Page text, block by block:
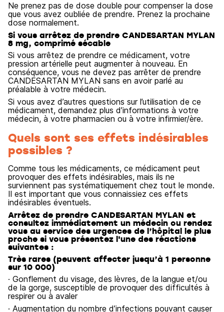
Ne prenez pas de dose double pour compenser la dose
que vous avez oubliée de prendre. Prenez la prochaine
dose normalement.
Si vous arrêtez de prendre CANDESARTAN MYLAN
8 mg, comprimé sécable
Si vous arrêtez de prendre ce médicament, votre
pression artérielle peut augmenter à nouveau. En
conséquence, vous ne devez pas arrêter de prendre
CANDESARTAN MYLAN sans en avoir parlé au
préalable à votre médecin.
Si vous avez d’autres questions sur l’utilisation de ce
médicament, demandez plus d’informations à votre
médecin, à votre pharmacien ou à votre infirmier/ère.
Quels sont ses effets indésirables
possibles ?
Comme tous les médicaments, ce médicament peut
provoquer des effets indésirables, mais ils ne
surviennent pas systématiquement chez tout le monde.
Il est important que vous connaissiez ces effets
indésirables éventuels.
Arrêtez de prendre CANDESARTAN MYLAN et
consultez immédiatement un médecin ou rendez
vous au service des urgences de l’hôpital le plus
proche si vous présentez l'une des réactions
suivantes :
Très rares (peuvent affecter jusqu’à 1 personne
sur 10 000)
· Gonflement du visage, des lèvres, de la langue et/ou
de la gorge, susceptible de provoquer des difficultés à
respirer ou à avaler
· Augmentation du nombre d’infections pouvant causer